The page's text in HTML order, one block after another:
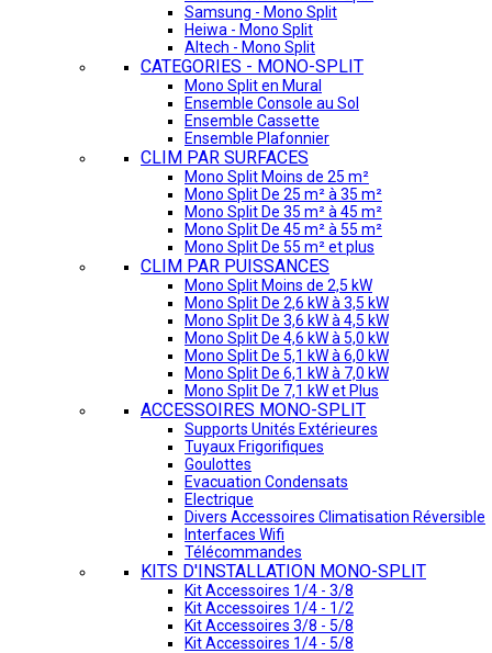
Samsung - Mono Split
Heiwa - Mono Split
Altech - Mono Split
CATEGORIES - MONO-SPLIT
Mono Split en Mural
Ensemble Console au Sol
Ensemble Cassette
Ensemble Plafonnier
CLIM PAR SURFACES
Mono Split Moins de 25 m²
Mono Split De 25 m² à 35 m²
Mono Split De 35 m² à 45 m²
Mono Split De 45 m² à 55 m²
Mono Split De 55 m² et plus
CLIM PAR PUISSANCES
Mono Split Moins de 2,5 kW
Mono Split De 2,6 kW à 3,5 kW
Mono Split De 3,6 kW à 4,5 kW
Mono Split De 4,6 kW à 5,0 kW
Mono Split De 5,1 kW à 6,0 kW
Mono Split De 6,1 kW à 7,0 kW
Mono Split De 7,1 kW et Plus
ACCESSOIRES MONO-SPLIT
Supports Unités Extérieures
Tuyaux Frigorifiques
Goulottes
Evacuation Condensats
Electrique
Divers Accessoires Climatisation Réversible
Interfaces Wifi
Télécommandes
KITS D'INSTALLATION MONO-SPLIT
Kit Accessoires 1/4 - 3/8
Kit Accessoires 1/4 - 1/2
Kit Accessoires 3/8 - 5/8
Kit Accessoires 1/4 - 5/8